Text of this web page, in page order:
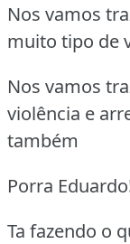
Nos vamos
muito tipo de
Nos vamos
violência e
também
Porra
Ta fazendo o